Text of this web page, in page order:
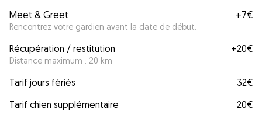
Meet & Greet
Rencontrez votre gardien avant la date de début.
+7€
Récupération / restitution
Distance maximum : 20 km
+20€
Tarif jours fériés
32€
Tarif chien supplémentaire
20€